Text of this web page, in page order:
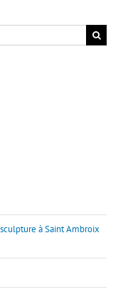
à Saint Ambroix